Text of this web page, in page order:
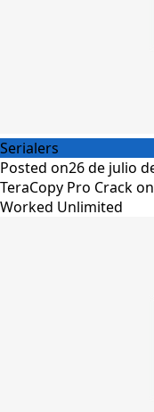
Serialers
Posted on26 de julio
TeraCopy Pro Crack
Worked Unlimited